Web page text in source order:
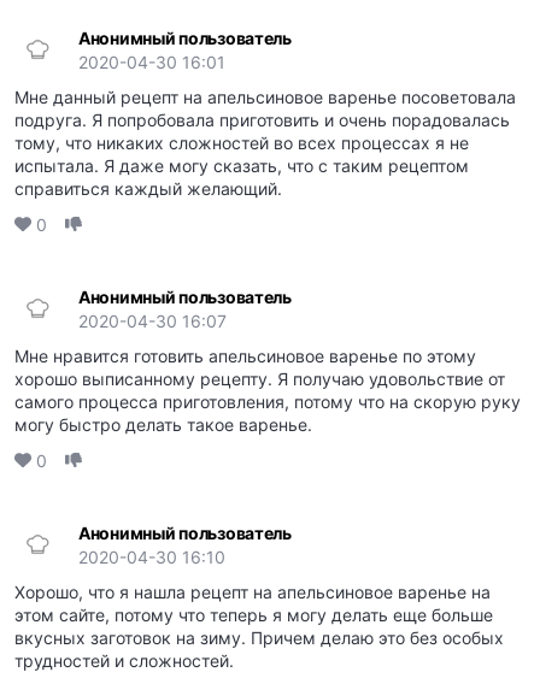
Анонимный пользователь
2020-04-30 16:01
Мне данный рецепт на апельсиновое варенье посоветовала
подруга. Я попробовала приготовить и очень порадовалась
тому, что никаких сложностей во всех процессах я не
испытала. Я даже могу сказать, что с таким рецептом
справиться каждый желающий.
0
Анонимный пользователь
2020-04-30 16:07
Мне нравится готовить апельсиновое варенье по этому
хорошо выписанному рецепту. Я получаю удовольствие от
самого процесса приготовления, потому что на скорую руку
могу быстро делать такое варенье.
0
Анонимный пользователь
2020-04-30 16:10
Хорошо, что я нашла рецепт на апельсиновое варенье на
этом сайте, потому что теперь я могу делать еще больше
вкусных заготовок на зиму. Причем делаю это без особых
трудностей и сложностей.